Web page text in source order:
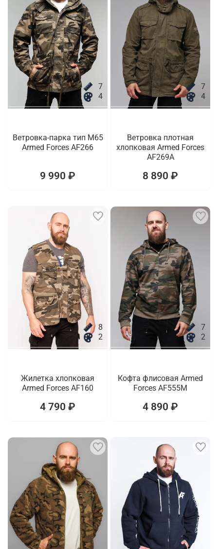
7
4
Ветровка-парка тип M65
Armed Forces AF266
9 990 ₽
7
4
Ветровка плотная
хлопковая Armed Forces
AF269A
8 890 ₽
8
2
Жилетка хлопковая
Armed Forces AF160
4 790 ₽
7
2
Кофта флисовая Armed
Forces AF555M
4 890 ₽